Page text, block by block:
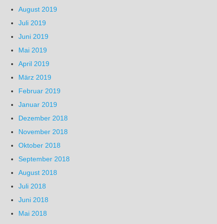
August 2019
Juli 2019
Juni 2019
Mai 2019
April 2019
März 2019
Februar 2019
Januar 2019
Dezember 2018
November 2018
Oktober 2018
September 2018
August 2018
Juli 2018
Juni 2018
Mai 2018